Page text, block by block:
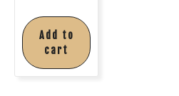
Add to
cart